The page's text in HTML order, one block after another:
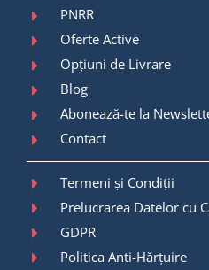
PNRR
Oferte Active
Opțiuni de Livrare
Blog
Abonează-te la
Contact
Termeni și Condiții
Prelucrarea Datelor cu
GDPR
Politica Anti-Hărțuire